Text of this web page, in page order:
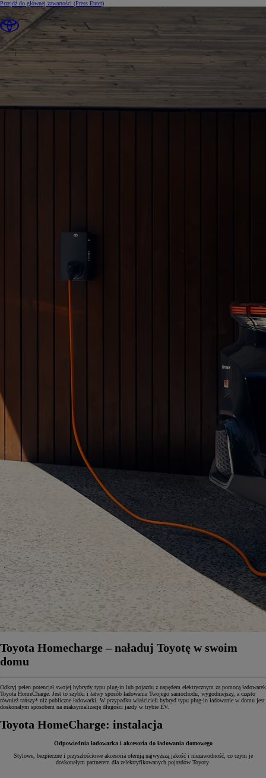
Przejdź do głównej zawartości (Press Enter)
Toyota Homecharge – naładuj Toyotę w swoim
domu
Odkryj pełen potencjał swojej hybrydy typu plug-in lub pojazdu z napędem elektrycznym za pomocą ładowarek
Toyota HomeCharge. Jest to szybki i łatwy sposób ładowania Twojego samochodu, wygodniejszy, a często
również tańszy* niż publiczne ładowarki. W przypadku właścicieli hybryd typu plug-in ładowanie w domu jest
doskonałym sposobem na maksymalizację długości jazdy w trybie EV.
Toyota HomeCharge: instalacja
Odpowiednia ładowarka i akcesoria do ładowania domowego
Stylowe, bezpieczne i przyszłościowe akcesoria oferują najwyższą jakość i niezawodność, co czyni je
doskonałym partnerem dla zelektryfikowanych pojazdów Toyoty.